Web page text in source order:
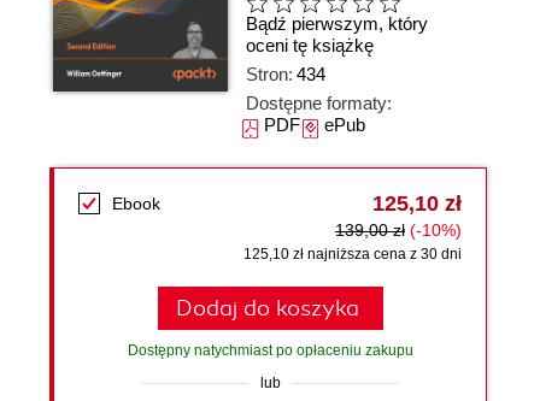
Bądź pierwszym, który
oceni tę książkę
Stron: 434
Dostępne formaty:
PDFePub
Ebook 125,10 zł
139,00 zł (-10%)
125,10 zł najniższa cena z 30 dni
Dodaj do koszyka
Dostępny natychmiast po opłaceniu zakupu
lub